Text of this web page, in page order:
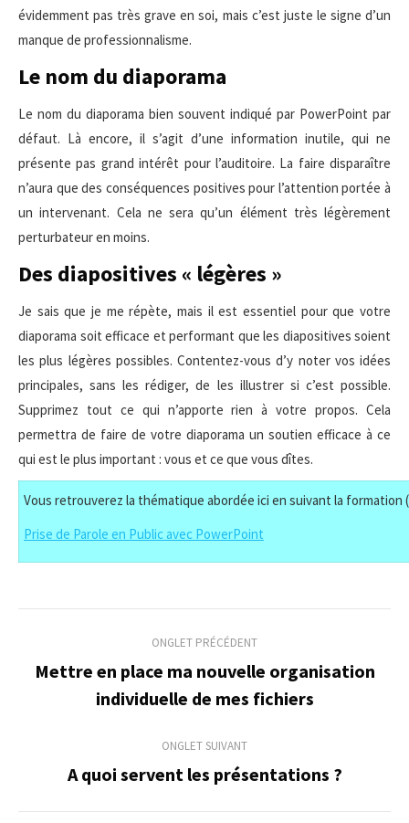
évidemment pas très grave en soi, mais c’est juste le signe d’un
manque de professionnalisme.
Le nom du diaporama
Le nom du diaporama bien souvent indiqué par PowerPoint par
défaut. Là encore, il s’agit d’une information inutile, qui ne
présente pas grand intérêt pour l’auditoire. La faire disparaître
n’aura que des conséquences positives pour l’attention portée à
un intervenant. Cela ne sera qu’un élément très légèrement
perturbateur en moins.
Des diapositives « légères »
Je sais que je me répète, mais il est essentiel pour que votre
diaporama soit efficace et performant que les diapositives soient
les plus légères possibles. Contentez-vous d’y noter vos idées
principales, sans les rédiger, de les illustrer si c’est possible.
Supprimez tout ce qui n’apporte rien à votre propos. Cela
permettra de faire de votre diaporama un soutien efficace à ce
qui est le plus important : vous et ce que vous dîtes.
Vous retrouverez la thématique abordée ici en suivant la
Prise de Parole en Public avec PowerPoint
de
commentaire
ONGLET PRÉCÉDENT
Onglet
précédent
Mettre en place ma nouvelle organisation
individuelle de mes fichiers
ONGLET SUIVANT
Onglet
A quoi servent les présentations ?